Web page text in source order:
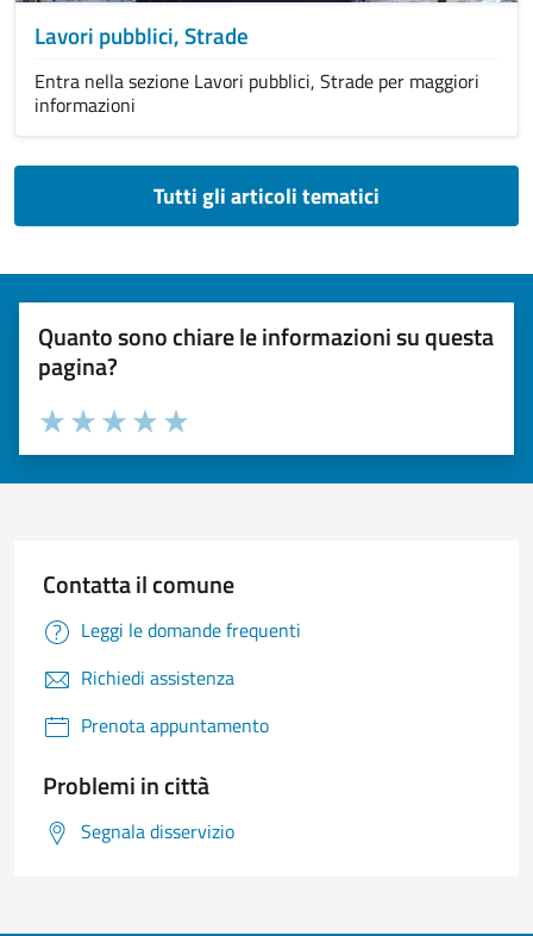
Lavori pubblici, Strade
Entra nella sezione Lavori pubblici, Strade per maggiori
informazioni
Tutti gli articoli tematici
Quanto sono chiare le informazioni su questa
pagina?
Valuta 5 stelle su 5
Valuta 4 stelle su 5
Valuta 3 stelle su 5
Valuta 2 stelle su 5
Valuta 1 stelle su 5
Contatta il comune
Leggi le domande frequenti
Richiedi assistenza
Prenota appuntamento
Problemi in città
Segnala disservizio